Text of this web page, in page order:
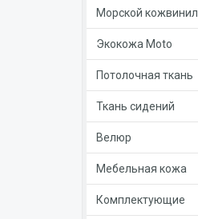
Морской кожвинил
Экокожа Moto
Потолочная ткань
Ткань сидений
Велюр
Мебельная кожа
Комплектующие